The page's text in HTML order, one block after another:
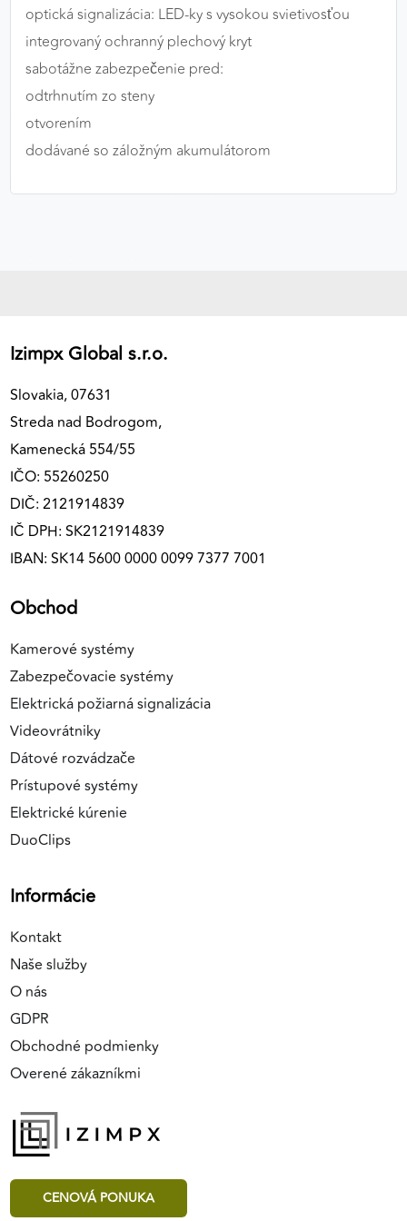
optická signalizácia: LED-ky s vysokou svietivosťou
integrovaný ochranný plechový kryt
sabotážne zabezpečenie pred:
odtrhnutím zo steny
otvorením
dodávané so záložným akumulátorom
Izimpx Global s.r.o.
Slovakia, 07631
Streda nad Bodrogom,
Kamenecká 554/55
IČO: 55260250
DIČ: 2121914839
IČ DPH: SK2121914839
IBAN: SK14 5600 0000 0099 7377 7001
Obchod
Kamerové systémy
Zabezpečovacie systémy
Elektrická požiarná signalizácia
Videovrátniky
Dátové rozvádzače
Prístupové systémy
Elektrické kúrenie
DuoClips
Informácie
Kontakt
Naše služby
O nás
GDPR
Obchodné podmienky
Overené zákazníkmi
CENOVÁ PONUKA
výkon a funkčnosť našich stránok.
Google Analytics
Poskytovateľ:
Marketingové cookies sa používajú na sledovanie
Poskytovateľ: